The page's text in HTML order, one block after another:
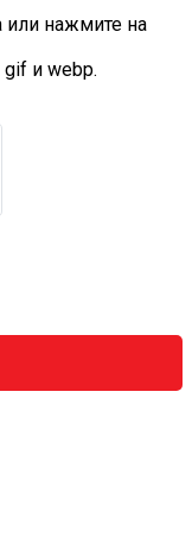
или нажмите на
и webp.